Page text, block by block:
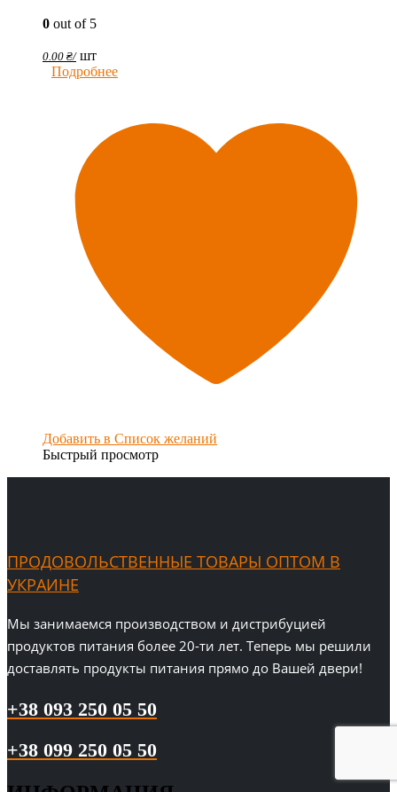
0 out of 5
0.00 ₴/ шт
Подробнее
Добавить в Список желаний
Быстрый просмотр
ПРОДОВОЛЬСТВЕННЫЕ ТОВАРЫ ОПТОМ В
УКРАИНЕ
Мы занимаемся производством и дистрибуцией
продуктов питания более 20-ти лет. Теперь мы решили
доставлять продукты питания прямо до Вашей двери!
+38 093 250 05 50
+38 099 250 05 50